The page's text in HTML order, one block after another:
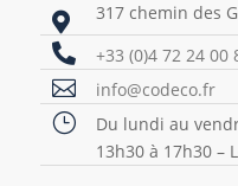
 317 chemin des
 +33 (0)4 72 24 00
 info@codeco.fr
}
Du lundi au
13h30 à 17h30 –